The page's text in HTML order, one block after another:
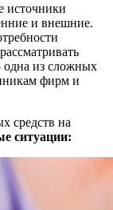
источники
и внешние.
из сложных
фирм и
средств на
ситуации: